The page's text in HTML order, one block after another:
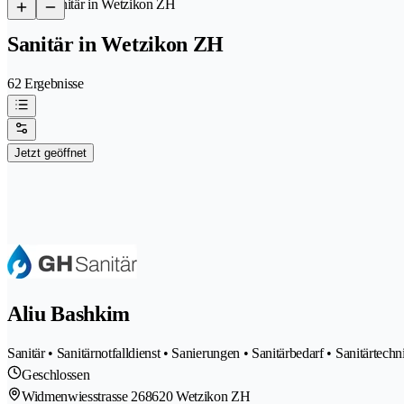
/Sanitär in Wetzikon ZH
Sanitär in Wetzikon ZH
62 Ergebnisse
Jetzt geöffnet
Aliu Bashkim
Sanitär • Sanitärnotfalldienst • Sanierungen • Sanitärbedarf •
Geschlossen
Widmenwiesstrasse 268620 Wetzikon ZH